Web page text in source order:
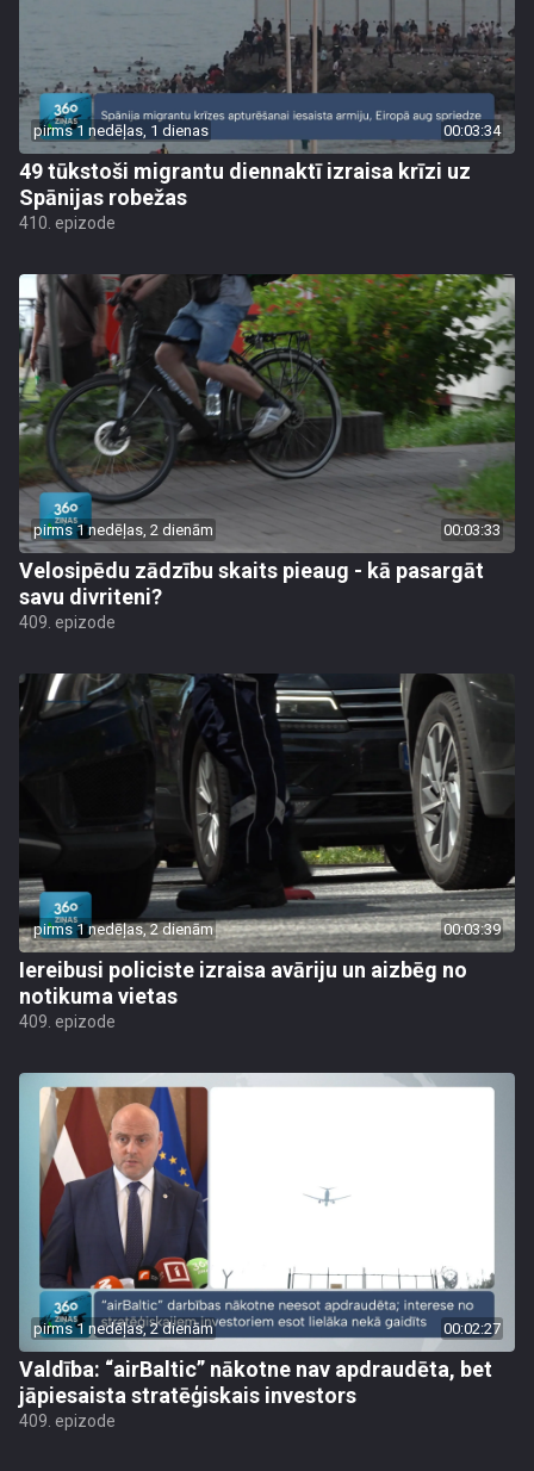
pirms 1 nedēļas, 1 dienas 00:03:34
49 tūkstoši migrantu diennaktī izraisa krīzi uz
Spānijas robežas
410. epizode
pirms 1 nedēļas, 2 dienām 00:03:33
Velosipēdu zādzību skaits pieaug - kā pasargāt
savu divriteni?
409. epizode
pirms 1 nedēļas, 2 dienām 00:03:39
Iereibusi policiste izraisa avāriju un aizbēg no
notikuma vietas
409. epizode
pirms 1 nedēļas, 2 dienām 00:02:27
Valdība: “airBaltic” nākotne nav apdraudēta, bet
jāpiesaista stratēģiskais investors
409. epizode